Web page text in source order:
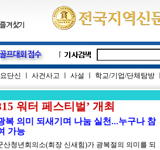
단신 사건사고 사설 학교/기업/단체탐방
워터 페스티벌’ 개최
복 의미 되새기며 나눔 실천...누구나 참
가능
산청년회의소(회장 신새힘)가 광복절의 의미를 되